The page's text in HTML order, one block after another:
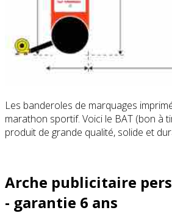
Les banderoles de marquages
marathon sportif. Voici le BAT (bon à
produit de grande qualité, solide et
Arche publicitaire
- garantie 6 ans